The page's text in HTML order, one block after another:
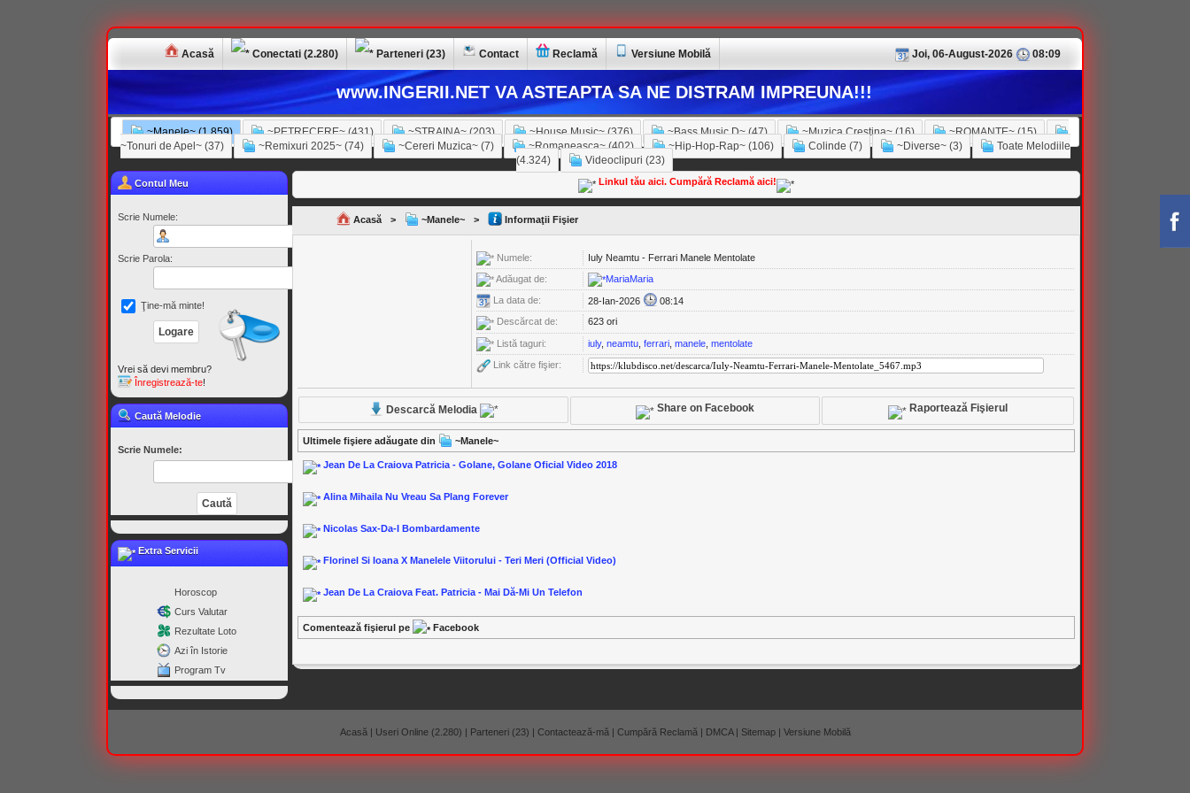
Acasă Conectati (2.280) Parteneri (23) Contact Reclamă Versiune Mobilă Joi, 06-August-2026 08:09
www.INGERII.NET VA ASTEAPTA SA NE DISTRAM IMPREUNA!!!
~Manele~ (1.859) ~PETRECERE~ (431) ~STRAINA~ (203) ~House Music~ (376) ~Bass Music D~ (47) ~Muzica Crestina~ (16)
~ROMANTE~ (15)
~Tonuri de Apel~ (37)
~Remixuri 2025~ (74) ~Cereri Muzica~ (7) ~Romaneasca~ (402) ~Hip-Hop-Rap~ (106) Colinde (7) ~Diverse~ (3)
Toate Melodiile
(4.324)
Videoclipuri (23)
Contul Meu
Scrie Numele:
Scrie Parola:
Ţine-mă minte!
Vrei să devi membru?
Înregistrează-te!
Caută Melodie
Scrie Numele:
Extra Servicii
Horoscop
Curs Valutar
Rezultate Loto
Azi în Istorie
Program Tv
Linkul tău aici. Cumpără Reclamă aici!
Acasă > ~Manele~ > Informaţii Fişier
Numele: Iuly Neamtu - Ferrari Manele Mentolate
Adăugat de: MariaMaria
La data de: 28-Ian-2026
08:14
Descărcat de:
623 ori
Listă taguri: iuly, neamtu ferrari manele mentolate
Link către fişier:
Descarcă Melodia Share on Facebook Raportează Fişierul
Ultimele fişiere adăugate din ~Manele~
Jean De La Craiova Patricia - Golane, Golane Oficial Video 2018
Alina Mihaila Nu Vreau Sa Plang Forever
Nicolas Sax-Da-I Bombardamente
Florinel Si Ioana X Manelele Viitorului - Teri Meri (Official Video)
Jean De La Craiova Feat. Patricia - Mai Dă-Mi Un Telefon
Comentează fişierul pe Facebook
Acasă | Useri Online (2.280) | Parteneri (23) | Contactează-mă | Cumpără Reclamă | DMCA| Sitemap| Versiune Mobilă